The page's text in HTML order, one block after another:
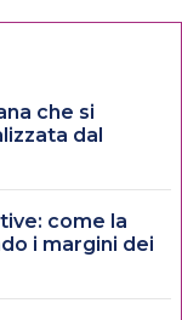
che si
dal
come la
i margini dei